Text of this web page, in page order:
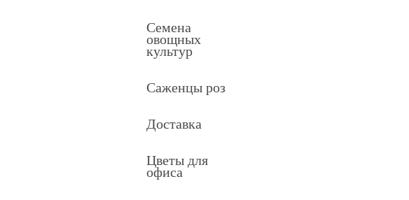
Семена
овощных
культур
Саженцы роз
Доставка
Цветы для
офиса